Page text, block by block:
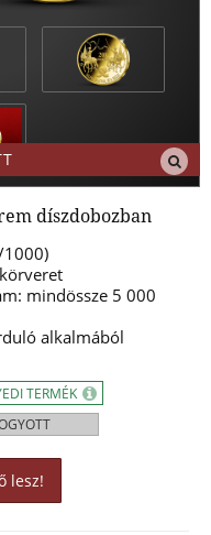
díszdobozban
mindössze 5 000
alkalmából
TERMÉK
lesz!